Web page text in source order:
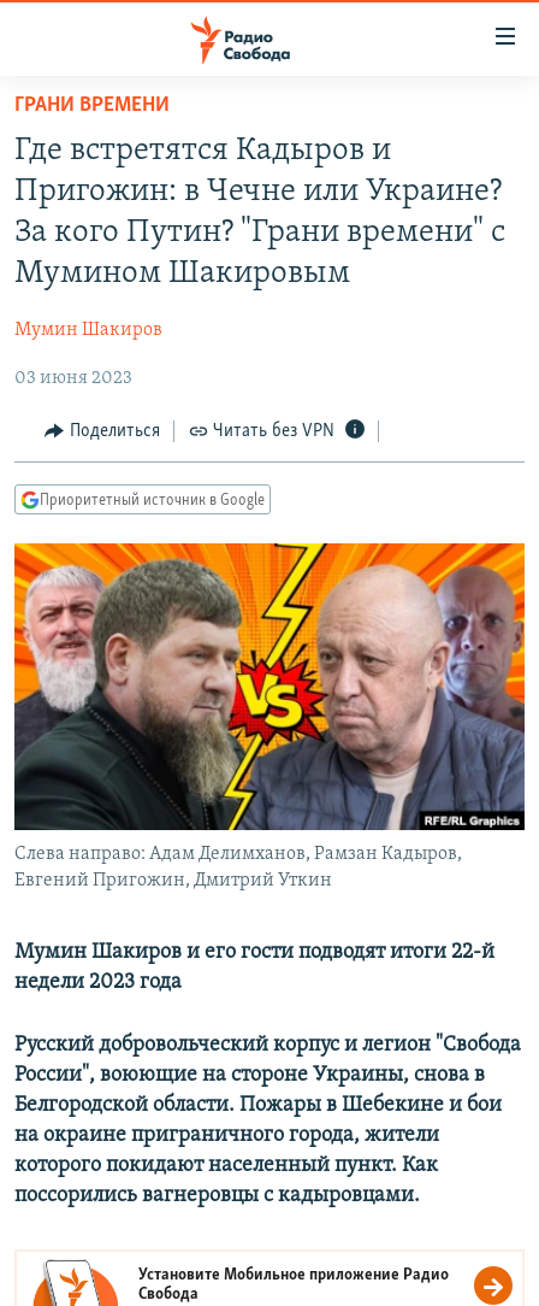
упрощенного
доступа
Вернуться
основному
содержанию
Вернутся
навигации
Вернутся
поиску
ПОДКАСТЫ
АВТОРСКИЕ ПРОЕКТЫ
ЦИТАТЫ СВОБОДЫ
КУЛЬТУРА
IDEL.РЕАЛИИ
КАВКАЗ.РЕАЛИИ
СИБИРЬ.РЕАЛИИ
РАСПИСАНИЕ ВЕЩАНИЯ
ПОДПИШИТЕСЬ НА РАССЫЛКУ
СОЦИАЛЬНЫЕ СЕТИ
Все сайты РСЕ/РС
ГРАНИ ВРЕМЕНИ
Где встретятся Кадыров и
Пригожин: в Чечне или Украине?
За кого Путин? "Грани времени" с
Мумином Шакировым
Мумин Шакиров
03 июня 2023
Поделиться Читать без VPN
Приоритетный источник в Google
Слева направо: Адам Делимханов, Рамзан Кадыров,
Евгений Пригожин, Дмитрий Уткин
Мумин Шакиров и его гости подводят итоги 22-й
недели 2023 года
Русский добровольческий корпус и легион "Свобода
России", воюющие на стороне Украины, снова в
Белгородской области. Пожары в Шебекине и бои
на окраине приграничного города, жители
которого покидают населенный пункт. Как
поссорились вагнеровцы с кадыровцами.
Установите Мобильное приложение Радио
Свобода